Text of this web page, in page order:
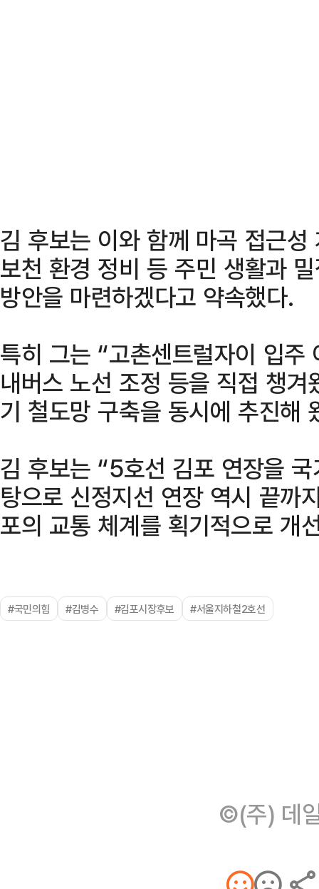
김 후보는 이와 함께 마곡 접근
보천 환경 정비 등 주민 생활과
방안을 마련하겠다고 약속했다.
특히 그는 “고촌센트럴자이 입
내버스 노선 조정 등을 직접 챙
기 철도망 구축을 동시에 추진해
김 후보는 “5호선 김포 연장을
탕으로 신정지선 연장 역시 끝까
포의 교통 체계를 획기적으로 개
#국민의힘 #김병수 #김포시장후보 #서울지하철2호선
©(주) 데